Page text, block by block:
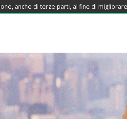
anche di terze parti, al fine di